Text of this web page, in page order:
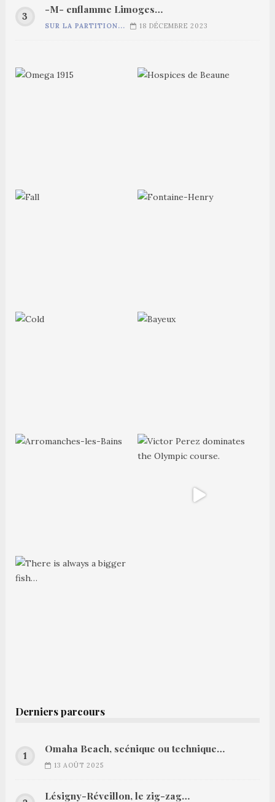
-M- enflamme Limoges…
SUR LA PARTITION... 18 DÉCEMBRE 2023
Derniers parcours
Omaha Beach, scénique ou technique…
13 AOÛT 2025
Lésigny-Réveillon, le zig-zag…